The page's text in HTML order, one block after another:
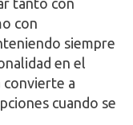
tanto con
con
siempre
en el
convierte a
cuando se